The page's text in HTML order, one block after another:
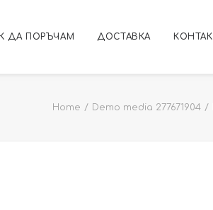
ДА ПОРЪЧАМ ДОСТАВКА
Home Demo media 277671904